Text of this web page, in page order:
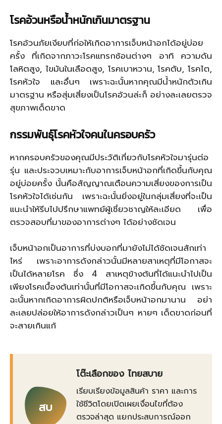
โรคอ้วนหรือน้ำหนักเกินมาตรฐาน
โรคอ้วนภัยเงียบที่ก่อให้เกิดอาการเจ็บหน้าอกได้อยู่บ่อย
ครั้ง ที่เกิดจากภาวะโรคแทรกซ้อนต่างๆ อาทิ ความดัน
โลหิตสูง, ไขมันในเลือดสูง, โรคเบาหวาน, โรคตับ, โรคไต,
โรคหัวใจ และอื่นๆ เพราะฉะนั้นหากคุณมีน้ำหนักตัวเกิน
มาตรฐาน หรือสุ่มเสี่ยงเป็นโรคอ้วนล่ะก็ อย่างละเลยตรวจ
สุขภาพเด็ดขาด
กรรมพันธุ์โรคหัวใจคนในครอบครัว
หากครอบครัวของคุณมีประวัติเกี่ยวกับโรคหัวใจมารุ่นต่อ
รุ่น และประจวบเหมาะกับอาการเจ็บหน้าอกที่เกิดขึ้นกับคุณ
อยู่บ่อยครั้ง นั้นคือสัญญาณเตือนความเสี่ยงของการเป็น
โรคหัวใจได้เช่นกัน เพราะฉะนั้นยิ่งอยู่ในกลุ่มเสี่ยงที่จะเป็น
แนะนำให้รีบไปปรึกษาแพทย์ผู้เชี่ยวชาญให้ละเอียด เพื่อ
ตรวจสอบที่มาของอาการต่างๆ ได้อย่างชัดเจน
เจ็บหน้าอกเป็นอาการที่บ่งบอกที่มายังไม่ได้ชัดเจนสักเท่า
ไหร่ เพราะอาการดังกล่าวนั้นมีหลายสาเหตุที่มีโอกาสจะ
เป็นได้หลายโรค ซึ่ง 4 สาเหตุข้างต้นที่ได้แนะนำไปเป็น
เพียงโรคเบื้องต้นเท่านั้นที่มีโอกาสจะเกิดขึ้นกับคุณ เพราะ
ฉะนั้นหากเกิดอาการผิดปกติหรือเจ็บหน้าอกมานาน อย่า
ละเลยปล่อยให้อาการดังกล่าวเป็นๆ หายๆ เด็ดขาดก่อนที่
จะสายเกินแก้
สบ
โต๊ะเลือกของ ไทยสบาย
เรียบเรียงข้อมูลสินค้า ราคา และการ
ใช้ชีวิตโดยเปิดเผยเงื่อนไขที่ต้อง
ตรวจล่าสุด แยกประสบการณ์ออก